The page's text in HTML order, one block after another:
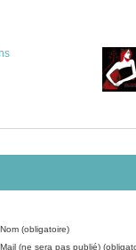
Nom (obligatoire)
Mail (ne sera pas publié)